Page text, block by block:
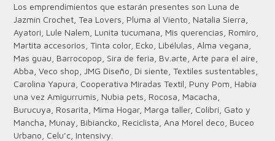
Los emprendimientos que estarán presentes son Luna de
Jazmín Crochet, Tea Lovers, Pluma al Viento, Natalia Sierra,
Ayatori, Lule Nalem, Lunita tucumana, Mis querencias, Romiro,
Martita accesorios, Tinta color, Ecko, Libélulas, Alma vegana,
Mas guau, Barrocopop, Sira de feria, Bv.arte, Arte para el aire,
Abba, Veco shop, JMG Diseño, Di siente, Textiles sustentables,
Carolina Yapura, Cooperativa Miradas Textil, Puny Pom, Había
una vez Amigurrumis, Nubia pets, Rocosa, Macacha,
Burucuya, Rosarita, Mima Hogar, Marga taller, Colibrí, Gato y
Mancha, Munay, Bibiancko, Reciclista, Ana Morel deco, Buceo
Urbano, Celu’c, Intensivy.